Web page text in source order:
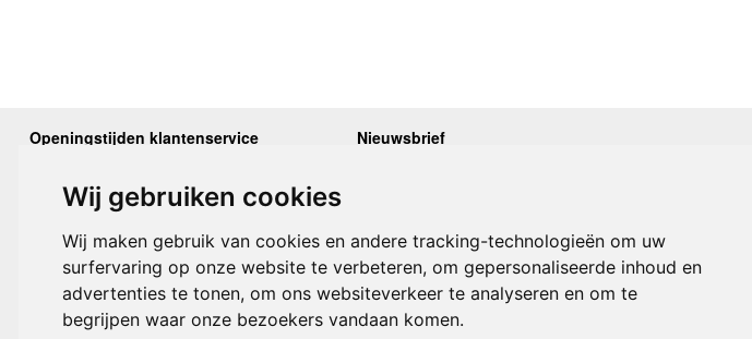
Wij gebruiken cookies
Wij maken gebruik van cookies en andere tracking-technologieën om uw
surfervaring op onze website te verbeteren, om gepersonaliseerde inhoud en
advertenties te tonen, om ons websiteverkeer te analyseren en om te
begrijpen waar onze bezoekers vandaan komen.
Openingstijden klantenservice
Woensdag
10.00 - 12.30 en 13.30 - 17.00
Donderdag
Vrijdag
10.00 - 12.30 en 13.30 - 17.00
Zaterdag
gesloten
Zondag
gesloten
Nieuwsbrief
Onze laatste Nieuwsbrief
Inschrijven